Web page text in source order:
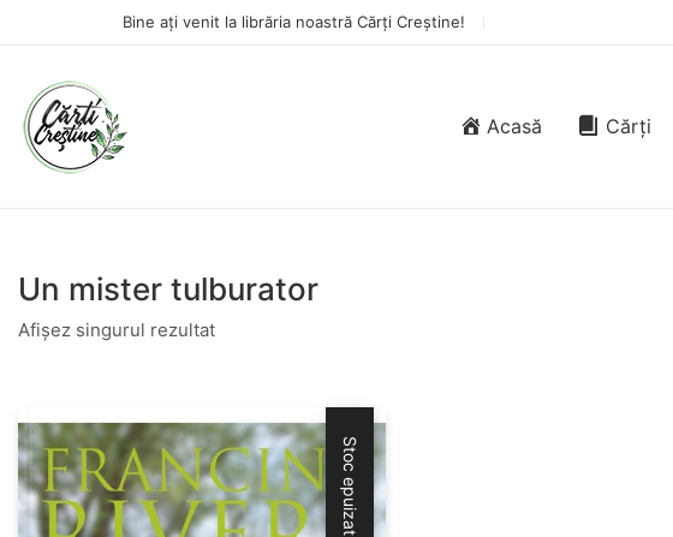
Bine ați venit la librăria noastră Cărți Creștine!
Acasă Cărți
Un mister tulburator
Afișez singurul rezultat
Stoc epuizat